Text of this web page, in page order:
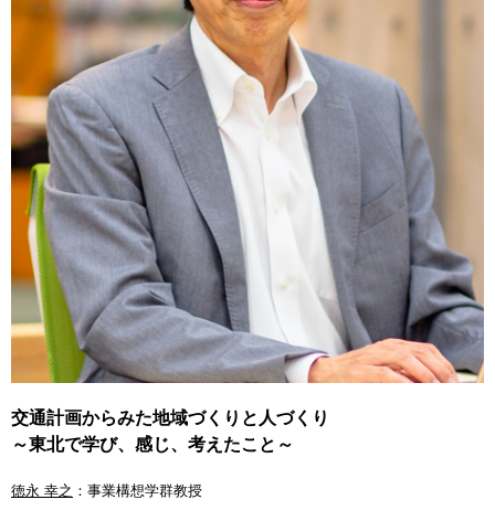
交通計画からみた地域づくりと人づくり
～東北で学び、感じ、考えたこと～
徳永 幸之 ：事業構想学群教授